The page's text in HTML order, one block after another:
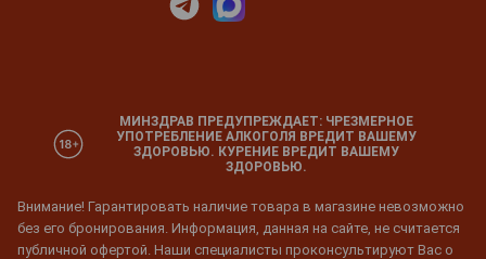
МИНЗДРАВ ПРЕДУПРЕЖДАЕТ: ЧРЕЗМЕРНОЕ
УПОТРЕБЛЕНИЕ АЛКОГОЛЯ ВРЕДИТ ВАШЕМУ
ЗДОРОВЬЮ. КУРЕНИЕ ВРЕДИТ ВАШЕМУ
ЗДОРОВЬЮ.
Внимание! Гарантировать наличие товара в магазине невозможно
без его бронирования. Информация, данная на сайте, не считается
публичной офертой. Наши специалисты проконсультируют Вас о